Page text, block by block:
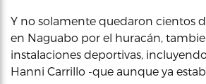
Y no solamente quedaron cientos
en Naguabo por el huracán,
instalaciones deportivas,
Hanni Carrillo -que aunque ya